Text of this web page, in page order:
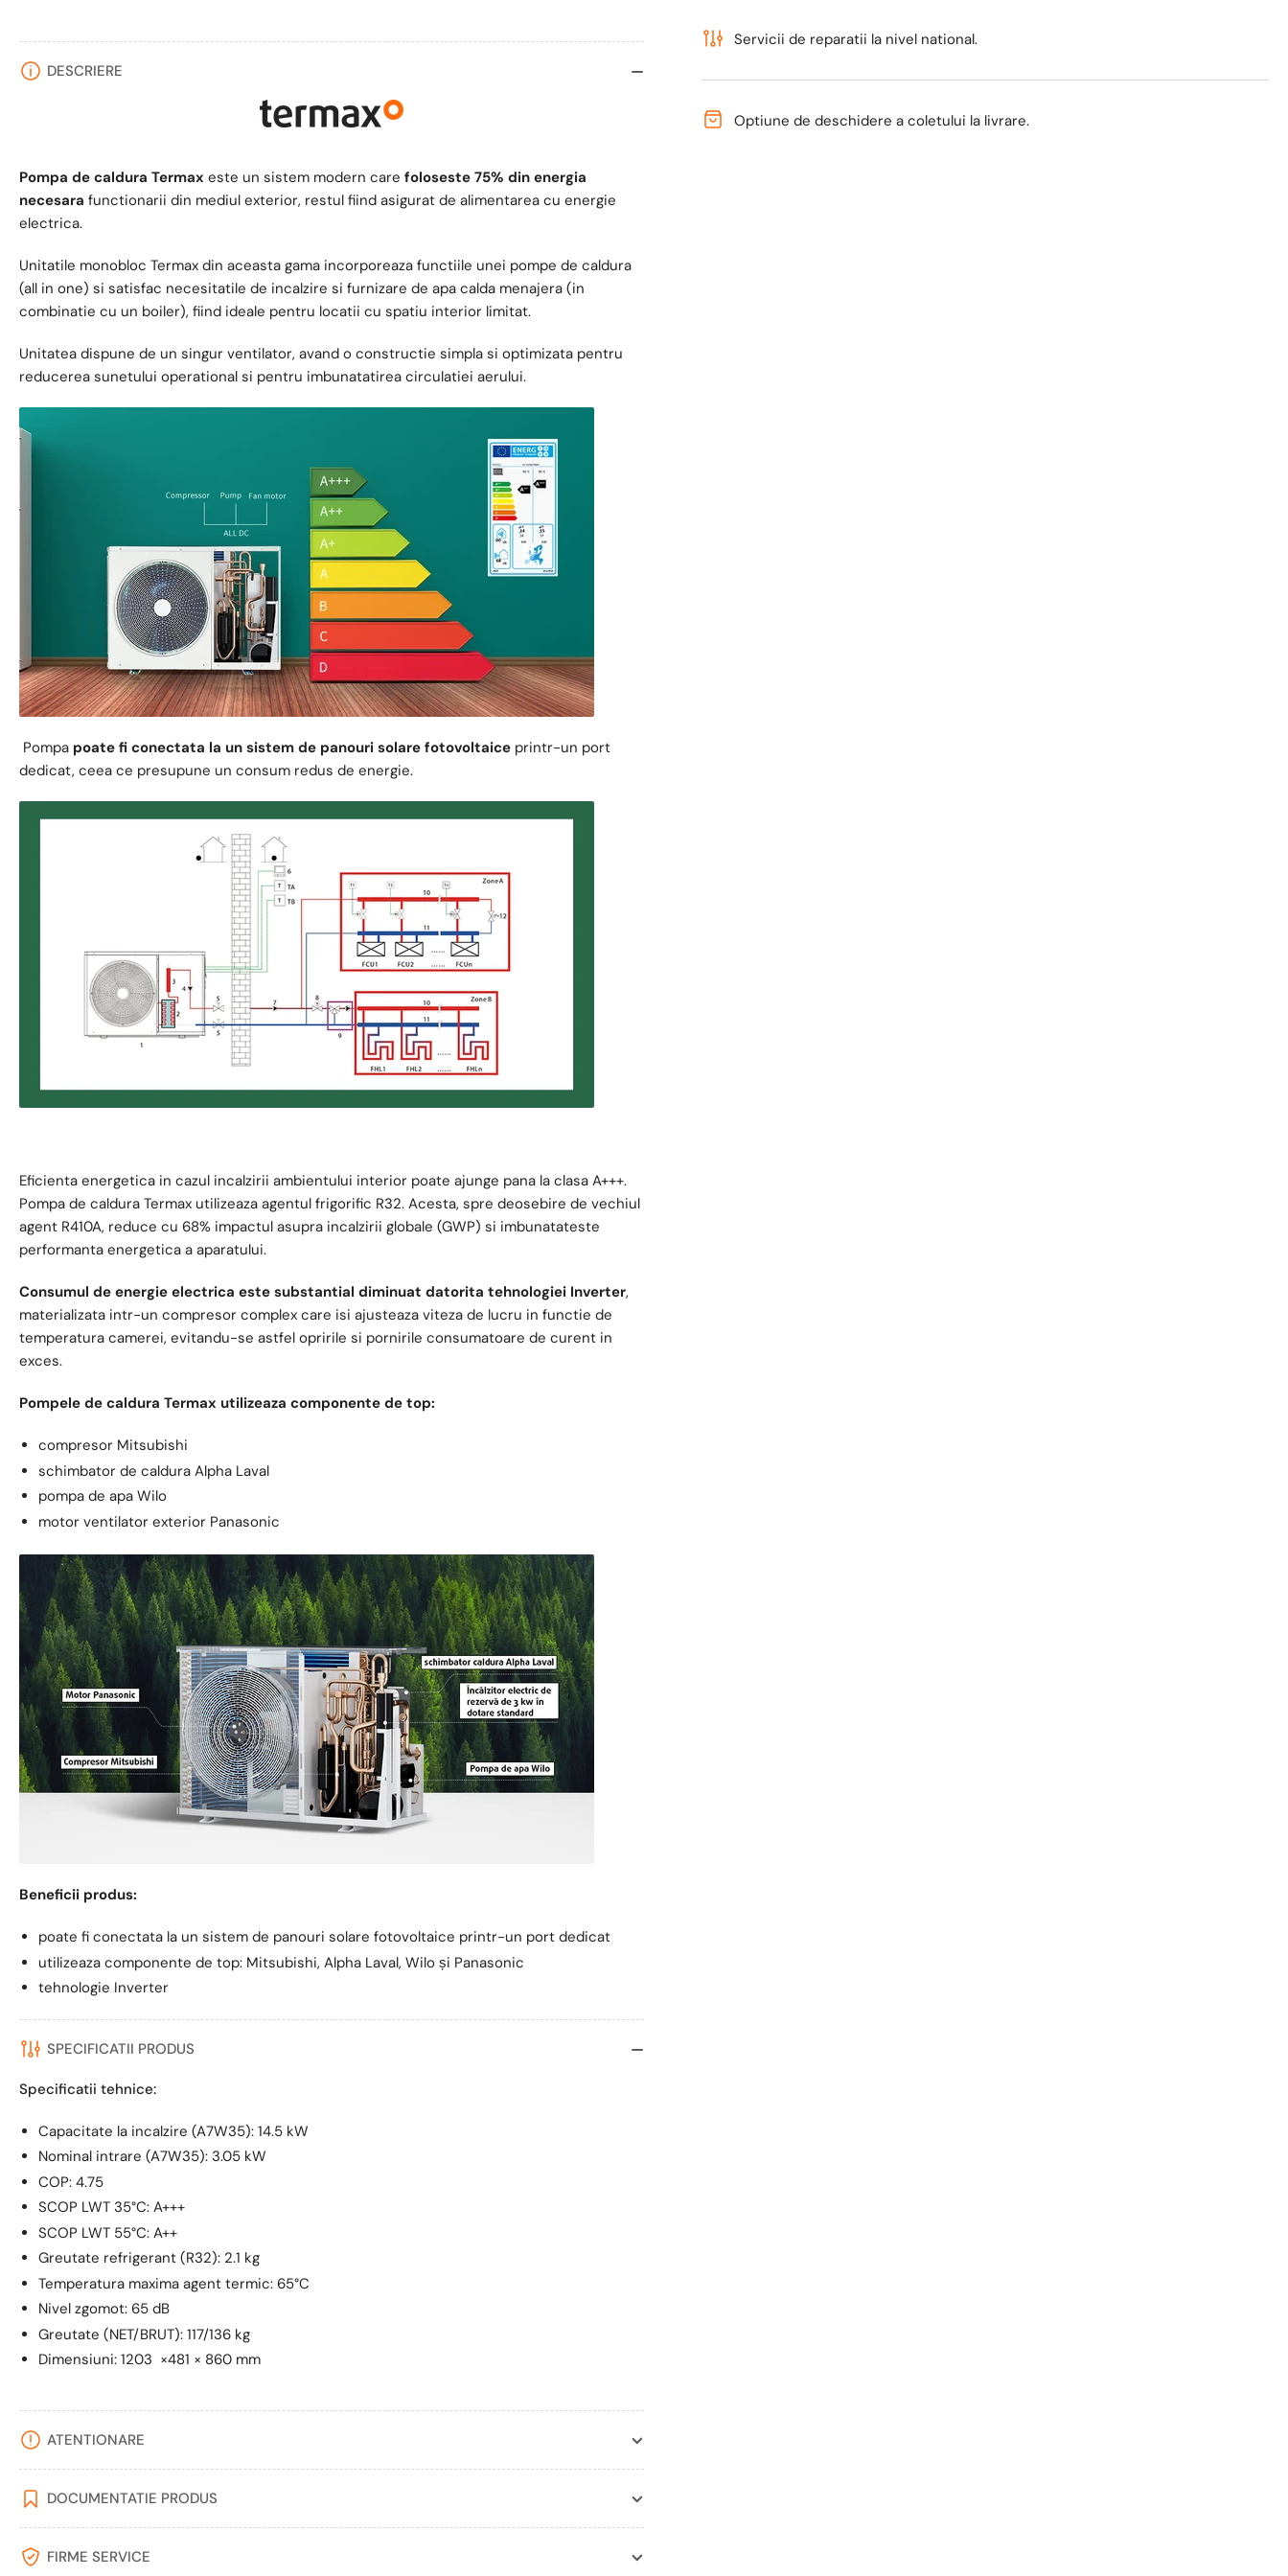
galeriei
Monobloc,
Apa,
Mitsubishi,
Monobloc,
Apa,
Mitsubishi,
Servicii de reparatii la nivel national.
Optiune de deschidere a coletului la livrare.
DESCRIERE
Pompa de caldura Termax este un sistem modern care foloseste 75% din energia
necesara functionarii din mediul exterior, restul fiind asigurat de alimentarea cu energie
electrica.
Unitatile monobloc Termax din aceasta gama incorporeaza functiile unei pompe de caldura
(all in one) si satisfac necesitatile de incalzire si furnizare de apa calda menajera (in
combinatie cu un boiler), fiind ideale pentru locatii cu spatiu interior limitat.
Unitatea dispune de un singur ventilator, avand o constructie simpla si optimizata pentru
reducerea sunetului operational si pentru imbunatatirea circulatiei aerului.
Pompa poate fi conectata la un sistem de panouri solare fotovoltaice printr-un port
dedicat, ceea ce presupune un consum redus de energie.
Eficienta energetica in cazul incalzirii ambientului interior poate ajunge pana la clasa A+++.
Pompa de caldura Termax utilizeaza agentul frigorific R32. Acesta, spre deosebire de vechiul
agent R410A, reduce cu 68% impactul asupra incalzirii globale (GWP) si imbunatateste
performanta energetica a aparatului.
Consumul de energie electrica este substantial diminuat datorita tehnologiei Inverter,
materializata intr-un compresor complex care isi ajusteaza viteza de lucru in functie de
temperatura camerei, evitandu-se astfel opririle si pornirile consumatoare de curent in
exces.
Pompele de caldura Termax utilizeaza componente de top:
compresor Mitsubishi
schimbator de caldura Alpha Laval
pompa de apa Wilo
motor ventilator exterior Panasonic
Beneficii produs:
poate fi conectata la un sistem de panouri solare fotovoltaice printr-un port dedicat
utilizeaza componente de top: Mitsubishi, Alpha Laval, Wilo și Panasonic
tehnologie Inverter
SPECIFICATII PRODUS
Specificatii tehnice:
Capacitate la incalzire (A7W35): 14.5 kW
Nominal intrare (A7W35): 3.05 kW
COP: 4.75
SCOP LWT 35°C: A+++
SCOP LWT 55°C: A++
Greutate refrigerant (R32): 2.1 kg
Temperatura maxima agent termic: 65°C
Nivel zgomot: 65 dB
Greutate (NET/BRUT): 117/136 kg
Dimensiuni: 1203 ×481 × 860 mm
ATENTIONARE
DOCUMENTATIE PRODUS
FIRME SERVICE